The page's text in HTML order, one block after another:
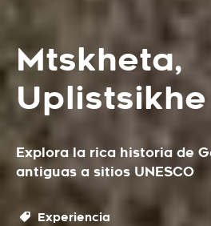
Mtskheta,
Explora la rica historia de
antiguas a sitios UNESCO
Experiencia